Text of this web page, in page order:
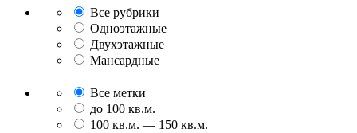
Все рубрики
Одноэтажные
Двухэтажные
Мансардные
Все метки
до 100 кв.м.
100 кв.м. — 150 кв.м.